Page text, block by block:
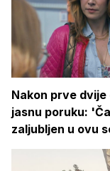
Nakon prve
jasnu poruku:
zaljubljen u ovu